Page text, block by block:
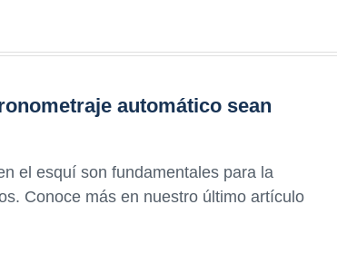
automático sean
el esquí son fundamentales para la
Conoce más en nuestro último artículo